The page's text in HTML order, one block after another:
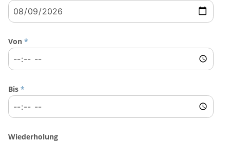
Von *
Bis *
Wiederholung